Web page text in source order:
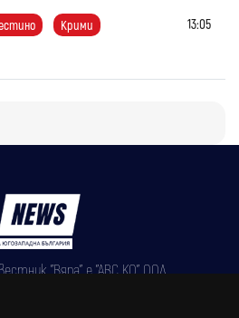
Крими 13:05
"Вяра" е "АВС КО" ООД,